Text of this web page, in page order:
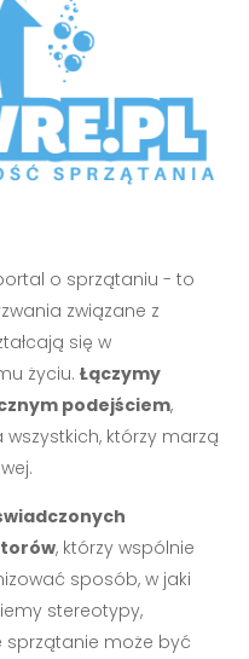
o sprzątaniu - to
związane z
się w
życiu.Łączymy
podejściem,
którzy marzą
, którzy wspólnie
sposób, w jaki
stereotypy,
sprzątanie może być